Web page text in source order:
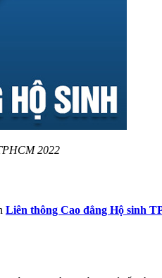
2022
Liên thông Cao đẳng Hộ sinh